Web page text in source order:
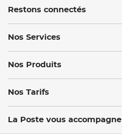
Restons connectés
Nos Services
Nos Produits
Nos Tarifs
La Poste vous accompagne